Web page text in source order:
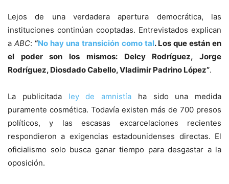
Lejos de una verdadera apertura democrática, las
instituciones continúan cooptadas. Entrevistados explican
aABC:“No hay una transición como tal. Los que están en
el poder son los mismos: Delcy Rodríguez, Jorge
Rodríguez, Diosdado Cabello, Vladimir Padrino López”.
La publicitada ley de amnistía ha sido una medida
puramente cosmética. Todavía existen más de 700 presos
políticos, y las escasas excarcelaciones recientes
respondieron a exigencias estadounidenses directas. El
oficialismo solo busca ganar tiempo para desgastar a la
oposición.